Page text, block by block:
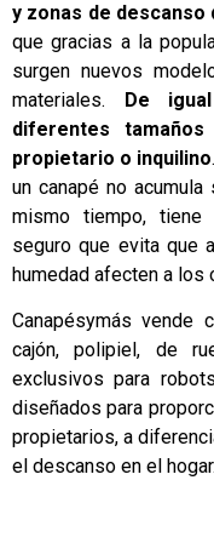
y zonas de descanso
que gracias a la
surgen nuevos
materiales. De
diferentes
propietario o inquilino
un canapé no
mismo tiempo, tiene
seguro que evita que
humedad afecten a los
Canapésymás vende
cajón, polipiel, de
exclusivos para
diseñados para
propietarios, a
el descanso en el hogar.